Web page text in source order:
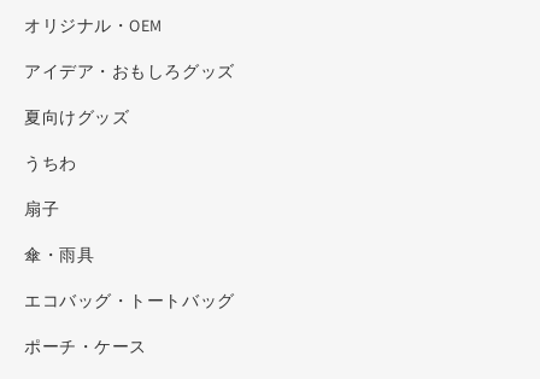
オリジナル・OEM
アイデア・おもしろグッズ
夏向けグッズ
うちわ
扇子
傘・雨具
エコバッグ・トートバッグ
ポーチ・ケース